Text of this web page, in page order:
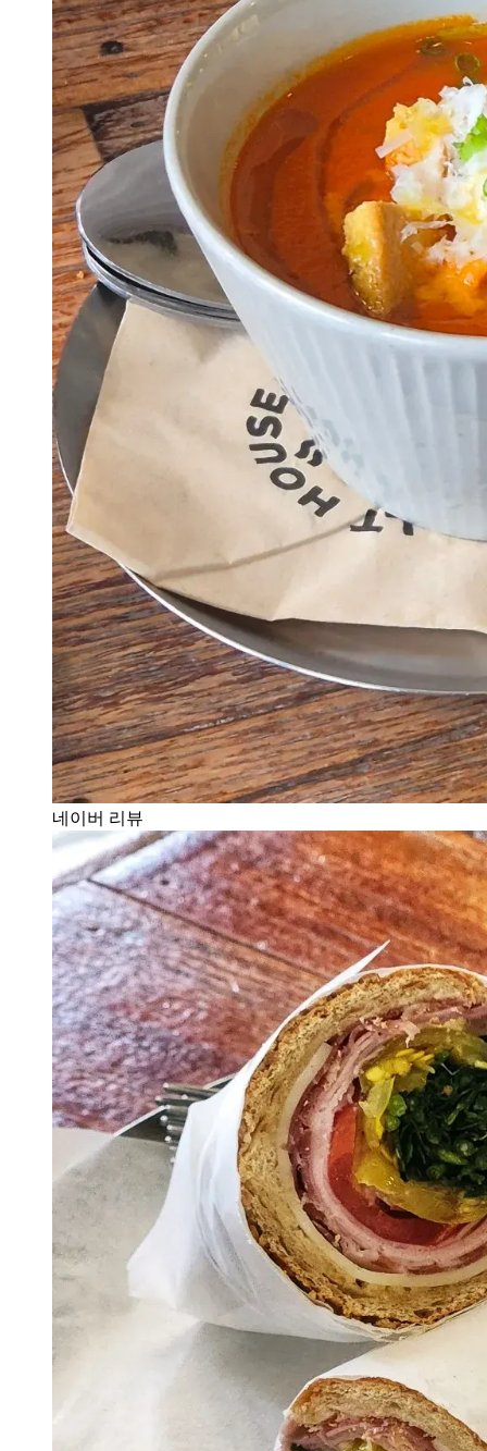
네이버 리뷰